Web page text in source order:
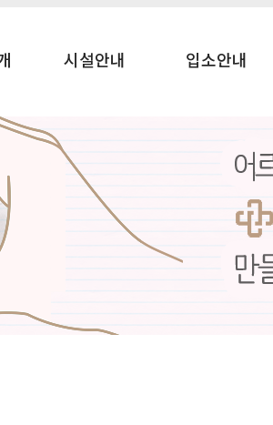
시설안내 입소안내